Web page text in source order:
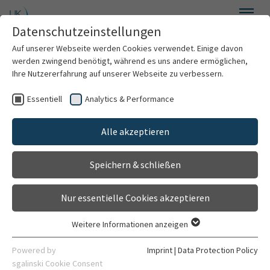
Skip to main content
Clinics & Institutes
Organization
Contact
DE
Datenschutzeinstellungen
Auf unserer Webseite werden Cookies verwendet. Einige davon
werden zwingend benötigt, während es uns andere ermöglichen,
Ihre Nutzererfahrung auf unserer Webseite zu verbessern.
Essentiell Analytics & Performance
Alle akzeptieren
Speichern & schließen
Nur essentielle Cookies akzeptieren
Essentielle Cookies werden für grundlegende Funktionen der
Webseite benötigt. Dadurch ist gewährleistet, dass die
Weitere Informationen anzeigen
Powered by
sgalinski Cookie Consent
Imprint| Data Protection Policy